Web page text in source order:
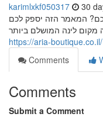
karimlxkf050317 30
המאמר הזה יספק לכם
https://aria-boutique.co.il/
Comments
Comments
Submit a Comment